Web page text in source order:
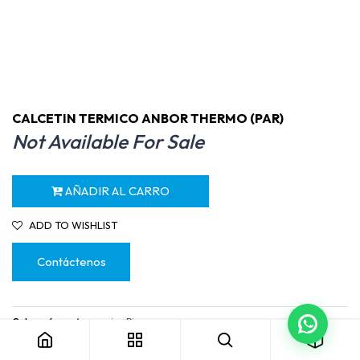
CALCETIN TERMICO ANBOR THERMO (PAR)
Not Available For Sale
AÑADIR AL CARRO
ADD TO WISHLIST
Contáctenos
Categoría: Acessorios Pies
Términos y condiciones